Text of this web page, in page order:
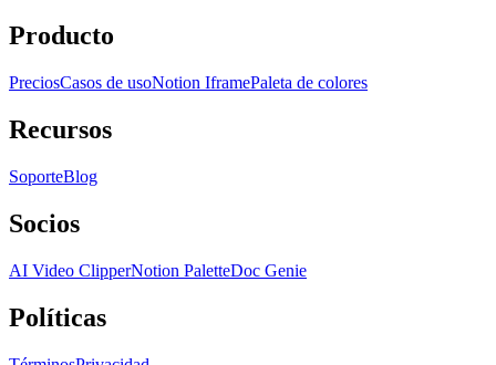
Producto
PreciosCasos de usoNotion IframePaleta de colores
Recursos
SoporteBlog
Socios
AI Video ClipperNotion PaletteDoc Genie
Políticas